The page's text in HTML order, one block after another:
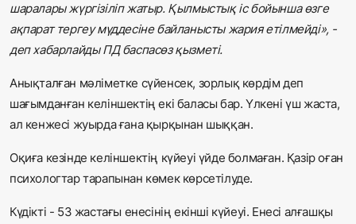
шаралары жүргізіліп жатыр. Қылмыстық іс бойынша өзге
ақпарат тергеу мүддесіне байланысты жария етілмейді», -
деп хабарлайды ПД баспасөз қызметі.
Анықталған мәліметке сүйенсек, зорлық көрдім деп
шағымданған келіншектің екі баласы бар. Үлкені үш жаста,
ал кенжесі жуырда ғана қырқынан шыққан.
Оқиға кезінде келіншектің күйеуі үйде болмаған. Қазір оған
психологтар тарапынан көмек көрсетілуде.
Күдікті - 53 жастағы енесінің екінші күйеуі. Енесі алғашқы